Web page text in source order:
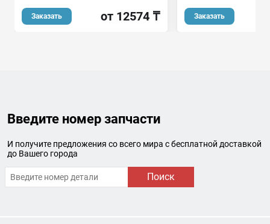
Заказать от 12574 ₸ Заказать
Введите номер запчасти
И получите предложения со всего мира с бесплатной доставкой
до Вашего города
Поиск